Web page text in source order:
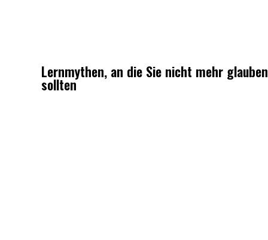
Lernmythen, an die Sie nicht mehr glauben
sollten